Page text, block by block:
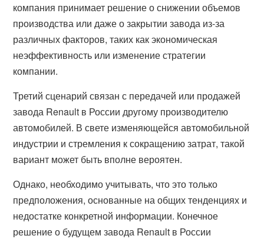
компания принимает решение о снижении объемов
производства или даже о закрытии завода из-за
различных факторов, таких как экономическая
неэффективность или изменение стратегии
компании.
Третий сценарий связан с передачей или продажей
завода Renault в России другому производителю
автомобилей. В свете изменяющейся автомобильной
индустрии и стремления к сокращению затрат, такой
вариант может быть вполне вероятен.
Однако, необходимо учитывать, что это только
предположения, основанные на общих тенденциях и
недостатке конкретной информации. Конечное
решение о будущем завода Renault в России